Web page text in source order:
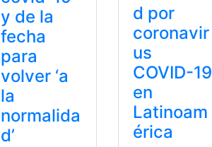
y de la
fecha
para
volver ‘a
la
normalida
d’
d por
coronavir
us
COVID-19
en
Latinoam
érica